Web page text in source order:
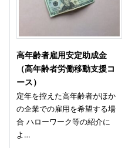
高年齢者雇用安定助成金
（高年齢者労働移動支援コ
ース）
定年を控えた高年齢者がほか
の企業での雇用を希望する場
合 ハローワーク等の紹介に
よ…